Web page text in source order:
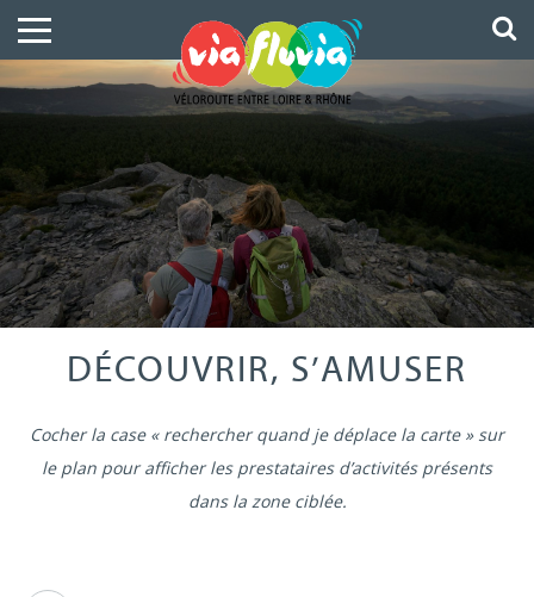
DÉCOUVRIR, S’AMUSER
Cocher la case « rechercher quand je déplace la carte » sur
le plan pour afficher les prestataires d’activités présents
dans la zone ciblée.